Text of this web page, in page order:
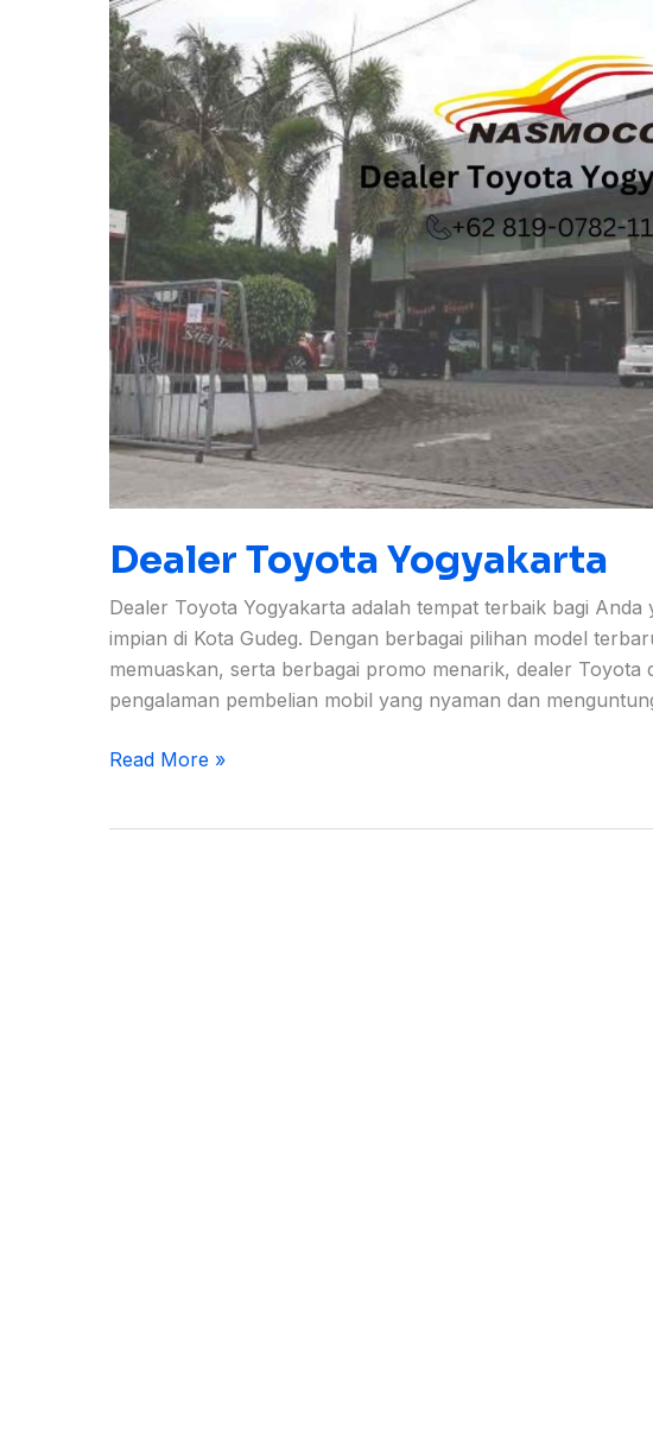
Dealer Toyota Yogyakarta
Dealer Toyota Yogyakarta adalah tempat terbaik bagi
impian di Kota Gudeg. Dengan berbagai pilihan model
memuaskan, serta berbagai promo menarik, dealer Toyota
pengalaman pembelian mobil yang nyaman dan
Read More »